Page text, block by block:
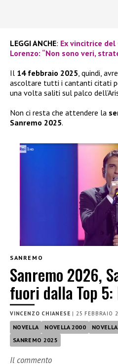
LEGGI ANCHE: Ex vincitrice del
Lorenzo: “Non sono veri,
Il 14 febbraio 2025 , quindi,
ascoltare tutti i cantanti citati
una volta saliti sul palco
Non ci resta che attendere la
Sanremo 2025.
SANREMO
Sanremo 2026,
fuori dalla Top 5:
VINCENZO CHIANESE |25 FEBBRAIO
NOVELLA NOVELLA 2000
SANREMO 2025
Il commento